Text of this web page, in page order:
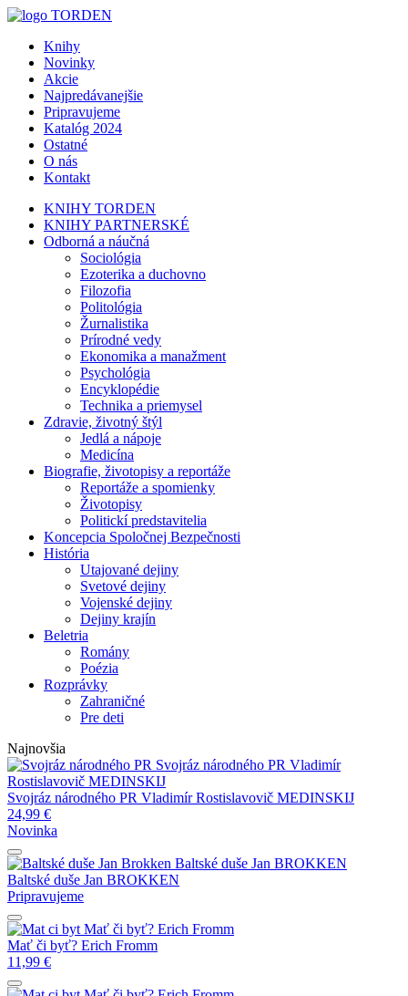
Knihy
Novinky
Akcie
Najpredávanejšie
Pripravujeme
Katalóg 2024
Ostatné
O nás
Kontakt
KNIHY TORDEN
KNIHY PARTNERSKÉ
Odborná a náučná
Sociológia
Ezoterika a duchovno
Filozofia
Politológia
Žurnalistika
Prírodné vedy
Ekonomika a manažment
Psychológia
Encyklopédie
Technika a priemysel
Zdravie, životný štýl
Jedlá a nápoje
Medicína
Biografie, životopisy a reportáže
Reportáže a spomienky
Životopisy
Politickí predstavitelia
Koncepcia Spoločnej Bezpečnosti
História
Utajované dejiny
Svetové dejiny
Vojenské dejiny
Dejiny krajín
Beletria
Romány
Poézia
Rozprávky
Zahraničné
Pre deti
Najnovšia
Svojráz národného PR Vladimír
Rostislavovič MEDINSKIJ
Svojráz národného PR Vladimír Rostislavovič MEDINSKIJ
24,99 €
Novinka
Baltské duše Jan BROKKEN
Baltské duše Jan BROKKEN
Pripravujeme
Mať či byť? Erich Fromm
Mať či byť? Erich Fromm
11,99 €